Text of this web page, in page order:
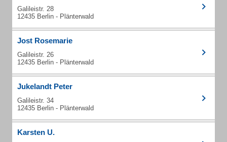
Galileistr. 28
12435 Berlin - Plänterwald
Jost Rosemarie
Galileistr. 26
12435 Berlin - Plänterwald
Jukelandt Peter
Galileistr. 34
12435 Berlin - Plänterwald
Karsten U.